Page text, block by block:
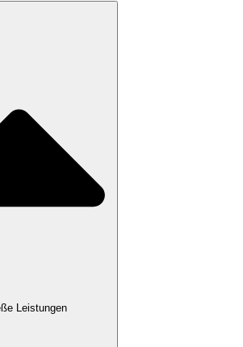
Leistungen